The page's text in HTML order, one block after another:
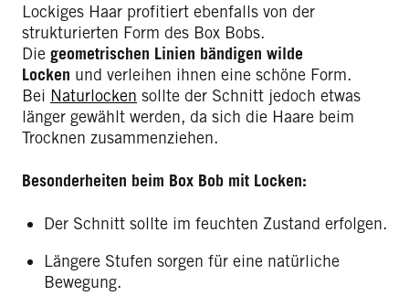
Lockiges Haar profitiert ebenfalls von der
strukturierten Form des Box Bobs.
Die geometrischen Linien bändigen wilde
Locken und verleihen ihnen eine schöne Form.
Bei Naturlocken sollte der Schnitt jedoch etwas
länger gewählt werden, da sich die Haare beim
Trocknen zusammenziehen.
Besonderheiten beim Box Bob mit Locken:
Der Schnitt sollte im feuchten Zustand erfolgen.
Längere Stufen sorgen für eine natürliche
Bewegung.